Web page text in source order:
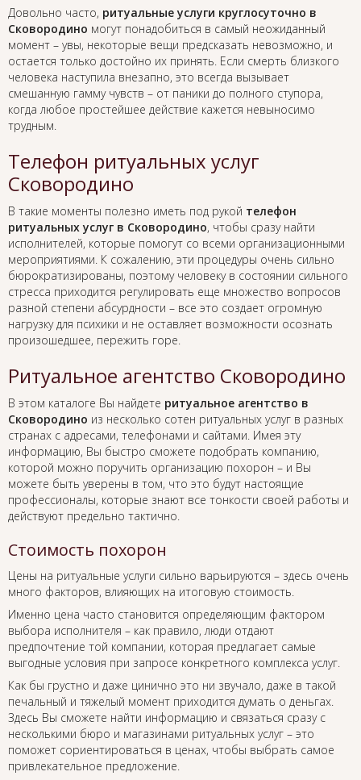
Довольно часто, ритуальные услуги круглосуточно в
Сковородино могут понадобиться в самый неожиданный
момент – увы, некоторые вещи предсказать невозможно, и
остается только достойно их принять. Если смерть близкого
человека наступила внезапно, это всегда вызывает
смешанную гамму чувств – от паники до полного ступора,
когда любое простейшее действие кажется невыносимо
трудным.
Телефон ритуальных услуг
Сковородино
В такие моменты полезно иметь под рукой телефон
ритуальных услуг в Сковородино, чтобы сразу найти
исполнителей, которые помогут со всеми организационными
мероприятиями. К сожалению, эти процедуры очень сильно
бюрократизированы, поэтому человеку в состоянии сильного
стресса приходится регулировать еще множество вопросов
разной степени абсурдности – все это создает огромную
нагрузку для психики и не оставляет возможности осознать
произошедшее, пережить горе.
Ритуальное агентство Сковородино
В этом каталоге Вы найдете ритуальное агентство в
Сковородино из несколько сотен ритуальных услуг в разных
странах с адресами, телефонами и сайтами. Имея эту
информацию, Вы быстро сможете подобрать компанию,
которой можно поручить организацию похорон – и Вы
можете быть уверены в том, что это будут настоящие
профессионалы, которые знают все тонкости своей работы и
действуют предельно тактично.
Стоимость похорон
Цены на ритуальные услуги сильно варьируются – здесь очень
много факторов, влияющих на итоговую стоимость.
Именно цена часто становится определяющим фактором
выбора исполнителя – как правило, люди отдают
предпочтение той компании, которая предлагает самые
выгодные условия при запросе конкретного комплекса услуг.
Как бы грустно и даже цинично это ни звучало, даже в такой
печальный и тяжелый момент приходится думать о деньгах.
Здесь Вы сможете найти информацию и связаться сразу с
несколькими бюро и магазинами ритуальных услуг – это
поможет сориентироваться в ценах, чтобы выбрать самое
привлекательное предложение.